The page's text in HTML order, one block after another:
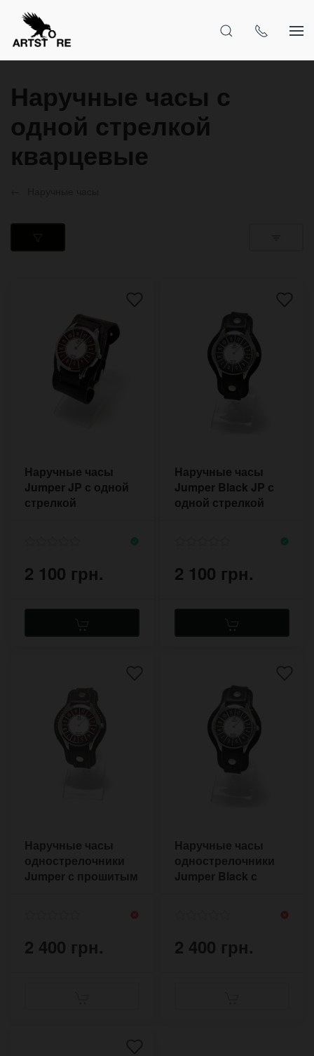
Наручные часы с
одной стрелкой
кварцевые
Наручные часы
Jumper JP с одной
стрелкой
2 100 грн.
Наручные часы
Jumper Black JP с
одной стрелкой
2 100 грн.
Наручные часы
однострелочники
Jumper с прошитым
2 400 грн.
Наручные часы
однострелочники
Jumper Black с
2 400 грн.